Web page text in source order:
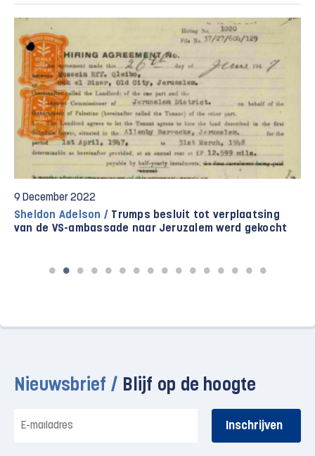
20 July 2022
Schaduw van de Nakba /Amerikaanse ambassade in
Jeruzalem wordt gebouwd op gestolen Palestijnse
Nieuwsbrief / Blijf op de hoogte
mailadres